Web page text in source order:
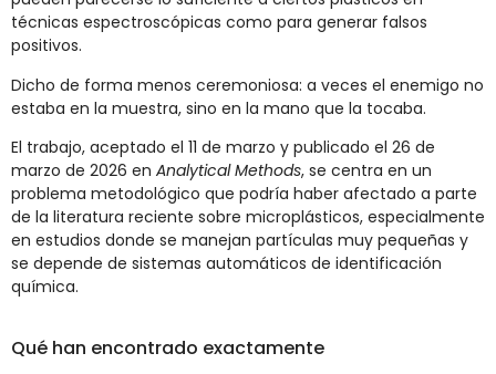
técnicas espectroscópicas como para generar falsos
positivos.
Dicho de forma menos ceremoniosa: a veces el enemigo no
estaba en la muestra, sino en la mano que la tocaba.
El trabajo, aceptado el 11 de marzo y publicado el 26 de
marzo de 2026 en Analytical Methods, se centra en un
problema metodológico que podría haber afectado a parte
de la literatura reciente sobre microplásticos, especialmente
en estudios donde se manejan partículas muy pequeñas y
se depende de sistemas automáticos de identificación
química.
Qué han encontrado exactamente